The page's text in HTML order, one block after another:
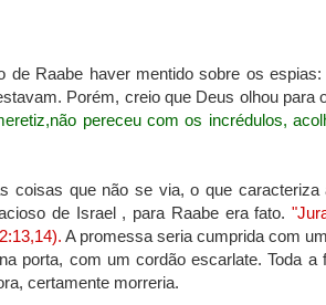
de Raabe haver mentido sobre os
Porém, creio que Deus olhou para
,não pereceu com os incrédulos,
coisas que não se via, o que
de Israel , para Raabe era fato.
A promessa seria cumprida com
porta, com um cordãoescarlate. Toda a
certamente morreria.